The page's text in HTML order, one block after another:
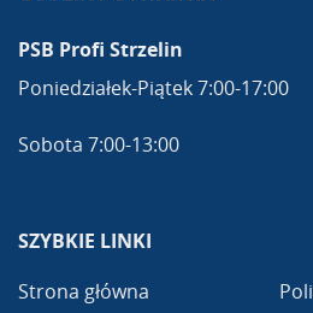
PSB Profi Strzelin
Poniedziałek-Piątek 7:00-17:00
Sobota 7:00-13:00
SZYBKIE LINKI
Strona główna